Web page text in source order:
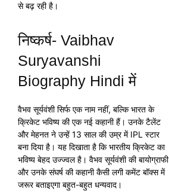
से बढ़ रही है।
निष्कर्ष- Vaibhav
Suryavanshi
Biography Hindi में
वैभव सूर्यवंशी सिर्फ एक नाम नहीं, बल्कि भारत के
क्रिकेट भविष्य की एक नई कहानी हैं। उनके टैलेंट
और मेहनत ने उन्हें 13 साल की उम्र में IPL स्टार
बना दिया है। यह दिखाता है कि भारतीय क्रिकेट का
भविष्य बेहद उज्ज्वल है। वैभव सूर्यवंशी की बायोग्राफी
और उनके संघर्ष की कहानी कैसी लगी कमेंट बॉक्स में
जरूर बताइएगा बहुत-बहुत धन्यवाद।